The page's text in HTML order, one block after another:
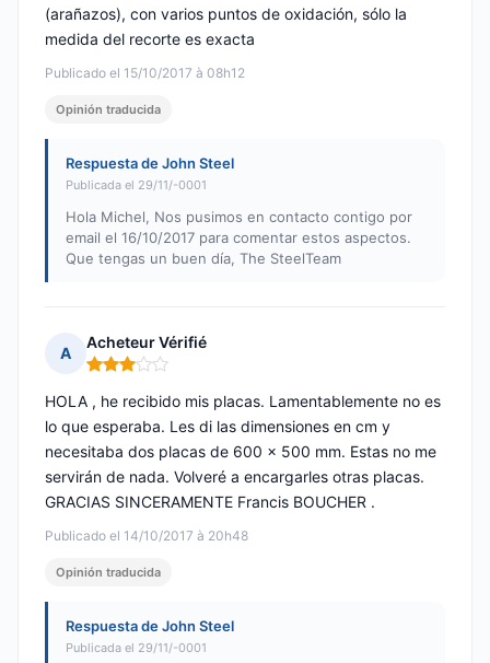
Publicado el 15/10/2017 à 08h12
(arañazos), con varios puntos de oxidación, sólo la
medida del recorte es exacta
Opinión traducida
Respuesta de John Steel
Publicada el 29/11/-0001
Hola Michel, Nos pusimos en contacto contigo por
email el 16/10/2017 para comentar estos aspectos.
Que tengas un buen día, The SteelTeam
A
Acheteur Vérifié
Nota: 3 de 5
Publicado el 14/10/2017 à 20h48
HOLA , he recibido mis placas. Lamentablemente no es
lo que esperaba. Les di las dimensiones en cm y
necesitaba dos placas de 600 x 500 mm. Estas no me
servirán de nada. Volveré a encargarles otras placas.
GRACIAS SINCERAMENTE Francis BOUCHER .
Opinión traducida
Respuesta de John Steel
Publicada el 29/11/-0001